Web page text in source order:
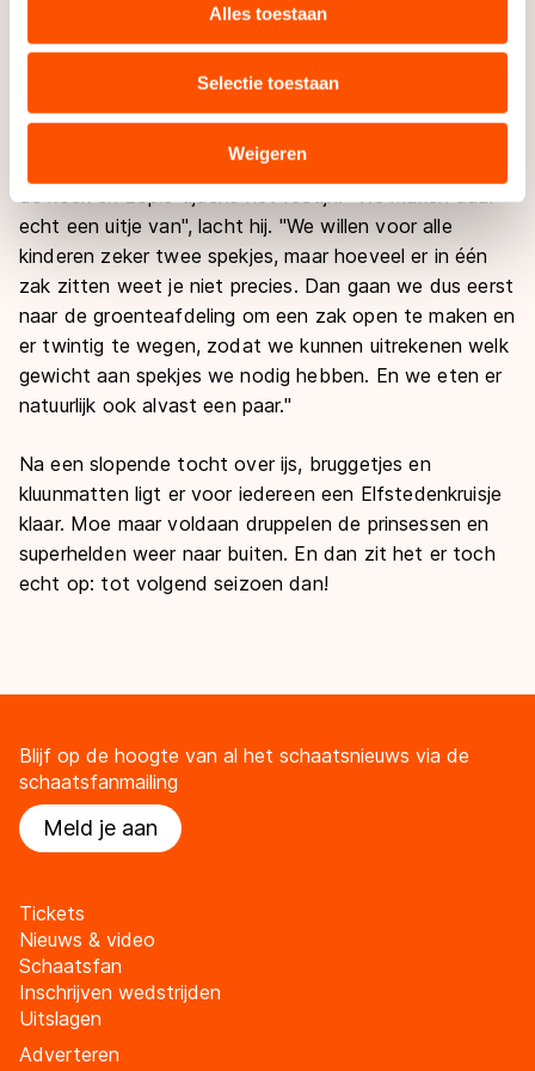
websiteverkeer te analyseren. We delen informatie over
combineren met andere gegevens die u aan hen heeft
verstrekt of die zij hebben verzameld via hun services.
Sommige partners kunnen gegevens doorgeven aan
landen buiten de EU, zoals de VS, waar mogelijk geen
adequaat beschermingsniveau geldt volgens de GDPR.
Door op ‘Toestaan’ te klikken, stemt u in met deze
overdracht. Meer informatie vindt u in onscookiebeleid
Alles toestaan
Selectie toestaan
Weigeren
doe je het voor." Want gewaardeerd worden de
sponsoren van de Mini Elfstedentocht zeker. "We
krijgen altijd een bedankbrief thuisgestuurd, dat zie je
niet vaak meer. Dat is erg leuk."
Voor ruim duizend kinderen verzorgt Kruijt al acht jaar
de koek en zopie tijdens het festijn. "We maken daar
echt een uitje van", lacht hij. "We willen voor alle
kinderen zeker twee spekjes, maar hoeveel er in één
zak zitten weet je niet precies. Dan gaan we dus eerst
naar de groenteafdeling om een zak open te maken en
er twintig te wegen, zodat we kunnen uitrekenen welk
gewicht aan spekjes we nodig hebben. En we eten er
natuurlijk ook alvast een paar."
Na een slopende tocht over ijs, bruggetjes en
kluunmatten ligt er voor iedereen een Elfstedenkruisje
klaar. Moe maar voldaan druppelen de prinsessen en
superhelden weer naar buiten. En dan zit het er toch
echt op: tot volgend seizoen dan!
Blijf op de hoogte van al het schaatsnieuws via de
schaatsfanmailing
Meld je aan
Tickets
Nieuws & video
Schaatsfan
Inschrijven wedstrijden
Uitslagen
Adverteren